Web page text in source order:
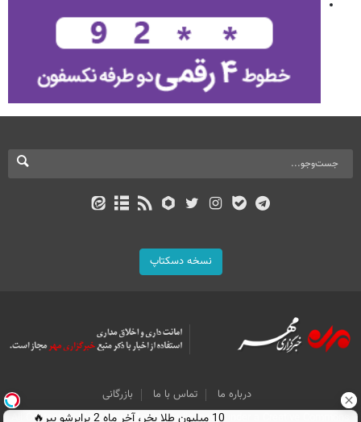
نسخه دسکتاپ
درباره ما تماس با ما
بازرگانی
All Content by Mehr News Agency is licensed under a Creative Commons